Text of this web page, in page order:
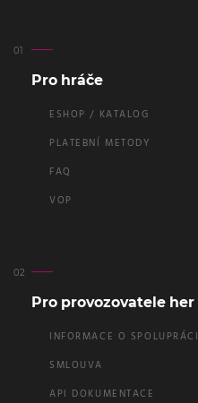
Pro hráče
ESHOP / KATALOG
PLATEBNÍ METODY
FAQ
VOP
Pro provozovatele her
INFORMACE O SPOLUPRÁCI
SMLOUVA
API DOKUMENTACE